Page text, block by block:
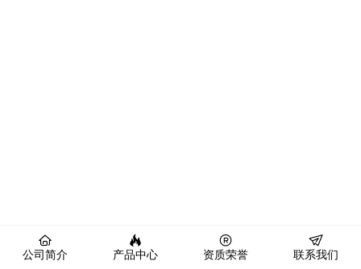
公司简介 产品中心 资质荣誉 联系我们